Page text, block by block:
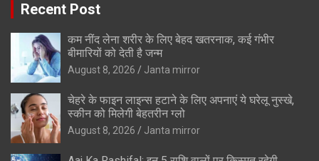
Recent Post
कम नींद लेना शरीर के लिए बेहद खतरनाक, कई गंभीर
बीमारियों को देती है जन्म
August 8, 2026 Janta mirror
चेहरे के फाइन लाइन्स हटाने के लिए अपनाएं ये घरेलू नुस्खे,
स्कीन को मिलेगी बेहतरीन ग्लो
August 8, 2026 Janta mirror